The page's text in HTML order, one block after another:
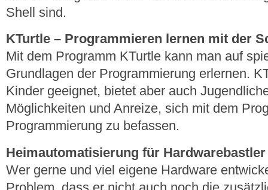
Shell sind.
KTurtle – Programmieren lernen mit der
Mit dem Programm KTurtle kann man auf
Grundlagen der Programmierung erlernen.
Kinder geeignet, bietet aber auch
Möglichkeiten und Anreize, sich mit dem
Programmierung zu befassen.
Heimautomatisierung für Hardwarebastler
Wer gerne und viel eigene Hardware
Problem, dass er nicht auch noch die